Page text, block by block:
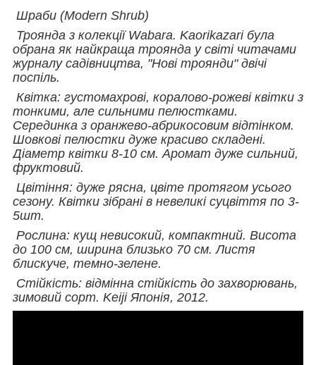
Шраби (Modern Shrub)
Троянда з колекції Wabara. Kaorikazari була
обрана як найкраща троянда у світі читачами
журналу садівництва, "Нові троянди" двічі
поспіль.
Квітка: густомахрові, коралово-рожеві квітки з
тонкими, але сильними пелюстками.
Серединка з оранжево-абрикосовим відтінком.
Шовкові пелюстки дуже красиво складені.
Діаметр квітки 8-10 см. Аромат дуже сильний,
фруктовий.
Цвітіння: дуже рясна, цвіте протягом усього
сезону. Квітки зібрані в невеликі суцвіття по 3-
5шт.
Рослина: кущ невисокий, компактний. Висота
до 100 см, ширина близько 70 см. Листя
блискуче, темно-зелене.
Стійкість: відмінна стійкість до захворювань,
зимовий сорт. Keiji Японія, 2012.